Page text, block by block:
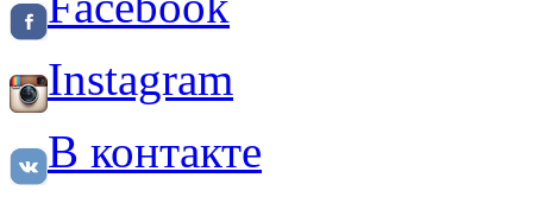
Instagram
В контакте